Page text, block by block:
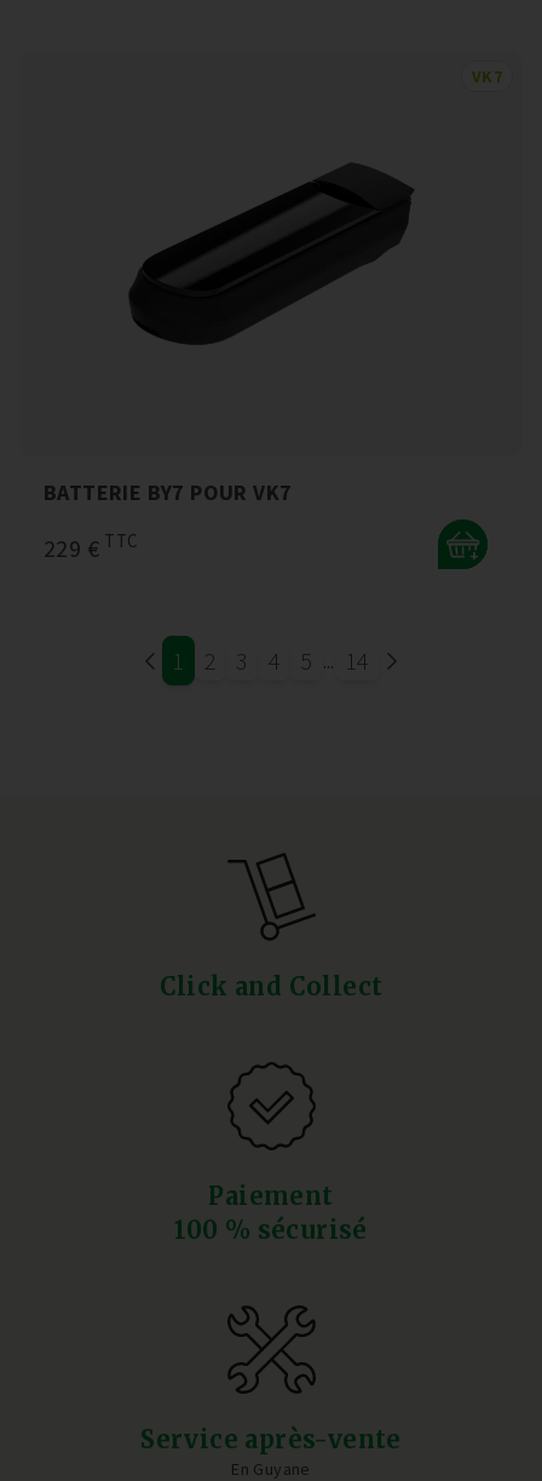
VK7
BATTERIE BY7 POUR VK7
229 € TTC
+
1 2 3 4 5 ... 14
Click and Collect
Paiement
100 % sécurisé
Service après-vente
En Guyane